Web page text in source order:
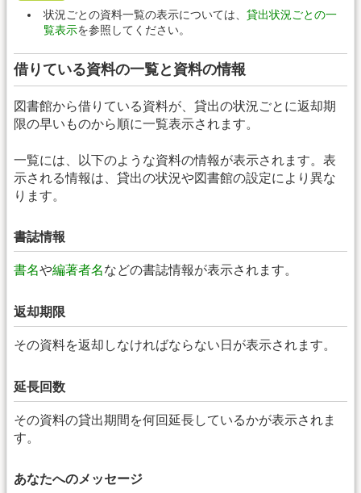
状況ごとの資料一覧の表示については、 貸出状況ごとの一
覧表示を参照してください。
借りている資料の一覧と資料の情報
図書館から借りている資料が、貸出の状況ごとに返却期
限の早いものから順に一覧表示されます。
一覧には、以下のような資料の情報が表示されます。表
示される情報は、貸出の状況や図書館の設定により異な
ります。
書誌情報
書名や編著者名などの書誌情報が表示されます。
返却期限
その資料を返却しなければならない日が表示されます。
延長回数
その資料の貸出期間を何回延長しているかが表示されま
す。
あなたへのメッセージ